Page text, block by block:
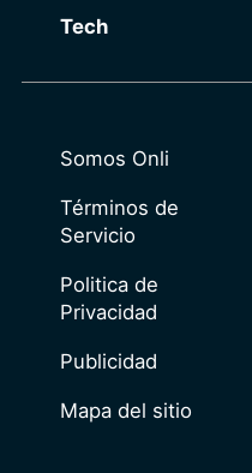
Tech
Somos Onli
Términos de
Servicio
Politica de
Privacidad
Publicidad
Mapa del sitio